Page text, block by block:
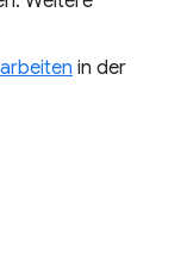
in der